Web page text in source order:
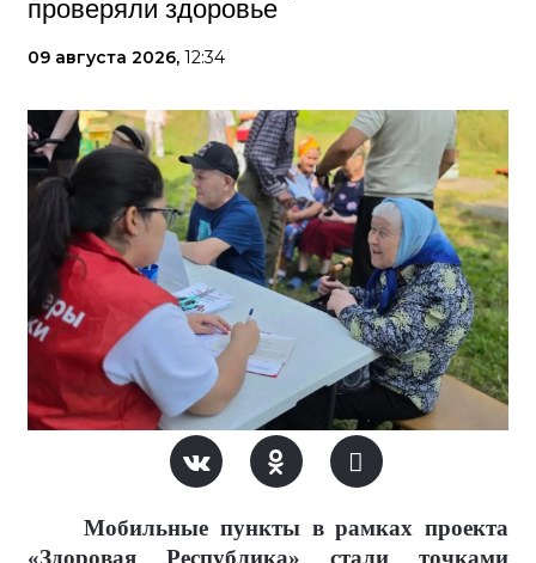
проверяли здоровье
09 августа 2026, 12:34
Мобильные пункты в рамках проекта
«Здоровая Республика» стали точками